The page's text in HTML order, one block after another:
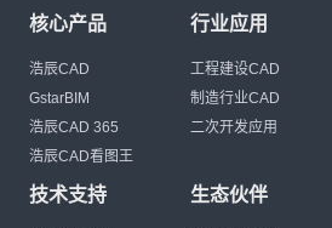
核心产品
浩辰CAD
GstarBIM
浩辰CAD 365
浩辰CAD看图王
行业应用
工程建设CAD
制造行业CAD
二次开发应用
技术支持 生态伙伴